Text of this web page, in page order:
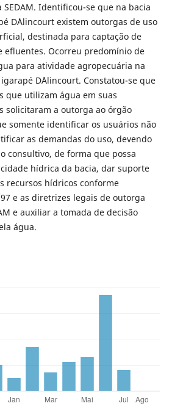
Identificou-se que na bacia
D´Alincourt existem outorgas de uso
destinada para captação de
efluentes. Ocorreu predomínio de
para atividade agropecuária na
D´Alincourt. Constatou-se que
que utilizam água em suas
solicitaram a outorga ao órgão
somente identificar os usuários não
as demandas do uso, devendo
consultivo, de forma que possa
hídrica da bacia, dar suporte
recursos hídricos conforme
e as diretrizes legais de outorga
e auxiliar a tomada de decisão
água.